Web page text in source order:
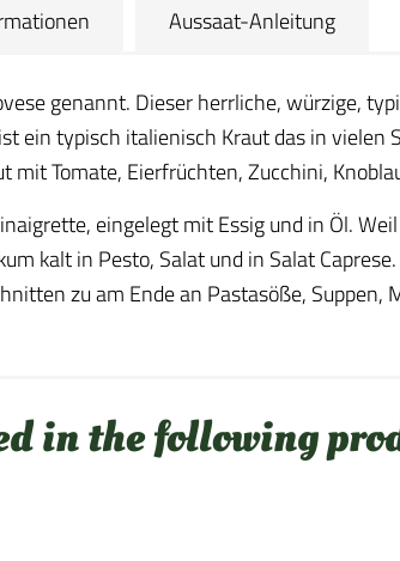
Aussaat-Anleitung
genannt. Dieser herrliche, würzige,
ein typisch italienisch Kraut das in
Tomate, Eierfrüchten, Zucchini,
eingelegt mit Essig und in Öl.
kalt in Pesto, Salat und in Salat
zu am Ende an Pastasöße,
in the following